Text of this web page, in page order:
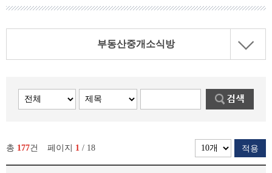
부동산중개소식방
총 177건 페이지 1 / 18 적용